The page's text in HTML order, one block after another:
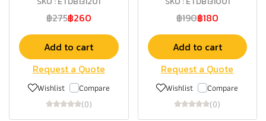
฿275฿260
Add to cart
Request a Quote
Wishlist Compare
(0)
฿190฿180
Add to cart
Request a Quote
Wishlist Compare
(0)